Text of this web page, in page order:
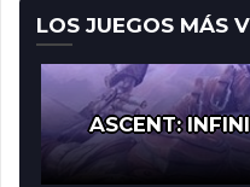
LOS JUEGOS MÁS
ASCENT: